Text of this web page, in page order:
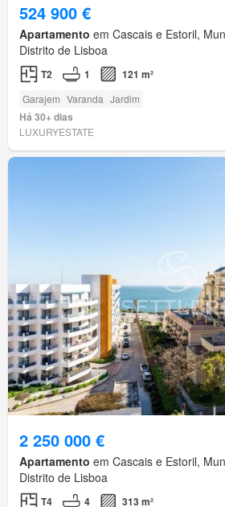
524 900 €
Apartamento em Cascais e Estoril,
Distrito de Lisboa
T2 1 121 m²
Garajem Varanda Jardim
Há 30+ dias
LUXURYESTATE
2 250 000 €
Apartamento em Cascais e Estoril,
Distrito de Lisboa
T4 4 313 m²